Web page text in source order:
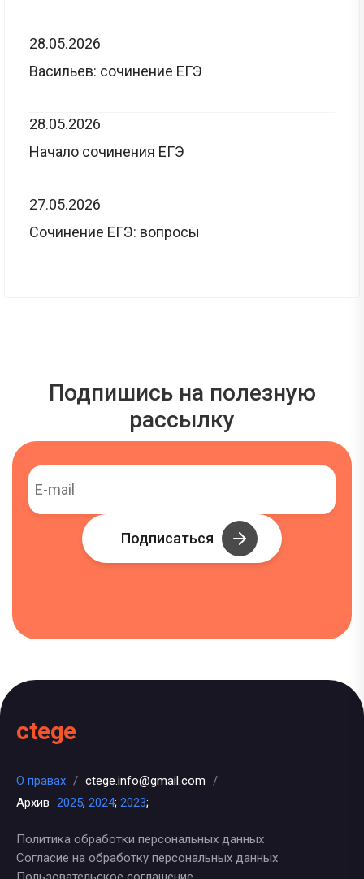
28.05.2026
Васильев: сочинение ЕГЭ
28.05.2026
Начало сочинения ЕГЭ
27.05.2026
Сочинение ЕГЭ: вопросы
Подпишись на полезную
рассылку
Подписаться
ctege
О правах / ctege.info@gmail.com /
Архив 2025; 2024; 2023;
Политика обработки персональных данных
Согласие на обработку персональных данных